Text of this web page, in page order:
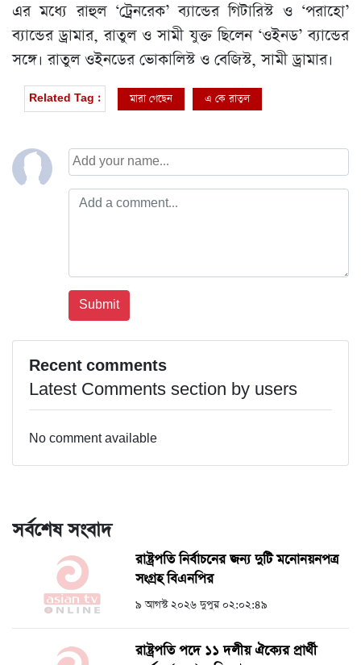
এর মধ্যে রাহুল ‘ট্রেনরেক’ ব্যান্ডের গিটারিস্ট ও ‘পরাহো’
ব্যান্ডের ড্রামার, রাতুল ও সামী যুক্ত ছিলেন ‘ওইনড’ ব্যান্ডের
সঙ্গে। রাতুল ওইনডের ভোকালিস্ট ও বেজিস্ট, সামী ড্রামার।
Related Tag : মারা গেছেন এ কে রাতুল
Recent comments
Latest Comments section by users
No comment available
সর্বশেষ সংবাদ
রাষ্ট্রপতি নির্বাচনের জন্য দুটি মনোনয়নপত্র
সংগ্রহ বিএনপির
৯ আগস্ট ২০২৬ দুপুর ০২:০২:৪৯
রাষ্ট্রপতি পদে ১১ দলীয় ঐক্যের প্রার্থী